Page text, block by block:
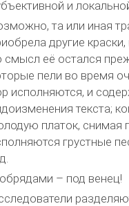
и
та или иная
другие
смысл её остался
пели во время
исполняются, и
текста;
платок, снимая
грустные
– под венец!